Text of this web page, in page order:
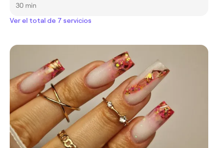
30 min
Ver el total de 7 servicios